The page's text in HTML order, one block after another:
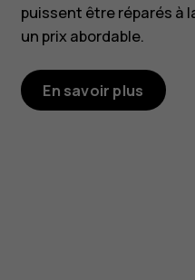
puissent être réparés à
un prix abordable.
En savoir plus